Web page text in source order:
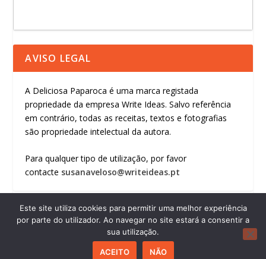
AVISO LEGAL
A Deliciosa Paparoca é uma marca registada
propriedade da empresa Write Ideas. Salvo referência
em contrário, todas as receitas, textos e fotografias
são propriedade intelectual da autora.
Para qualquer tipo de utilização, por favor
contacte susanaveloso@writeideas.pt
© 2026by BIPENTAGON.COM
Este site utiliza cookies para permitir uma melhor experiência
por parte do utilizador. Ao navegar no site estará a consentir a
sua utilização.
ACEITO NÃO